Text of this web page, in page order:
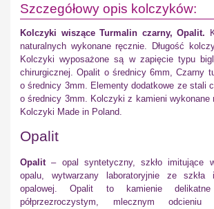
Szczegółowy opis kolczyków:
Kolczyki wiszące Turmalin czarny, Opalit.
naturalnych wykonane ręcznie. Długość
Kolczyki wyposażone są w zapięcie typu
chirurgicznej. Opalit o średnicy 6mm, Czarny
o średnicy 3mm. Elementy dodatkowe ze stali
o średnicy 3mm. Kolczyki z kamieni wykonane
Kolczyki Made in Poland.
Opalit
Opalit– opal syntetyczny, szkło imitujące
opalu, wytwarzany laboratoryjnie ze
opalowej. Opalit to kamienie
półprzezroczystym, mlecznym